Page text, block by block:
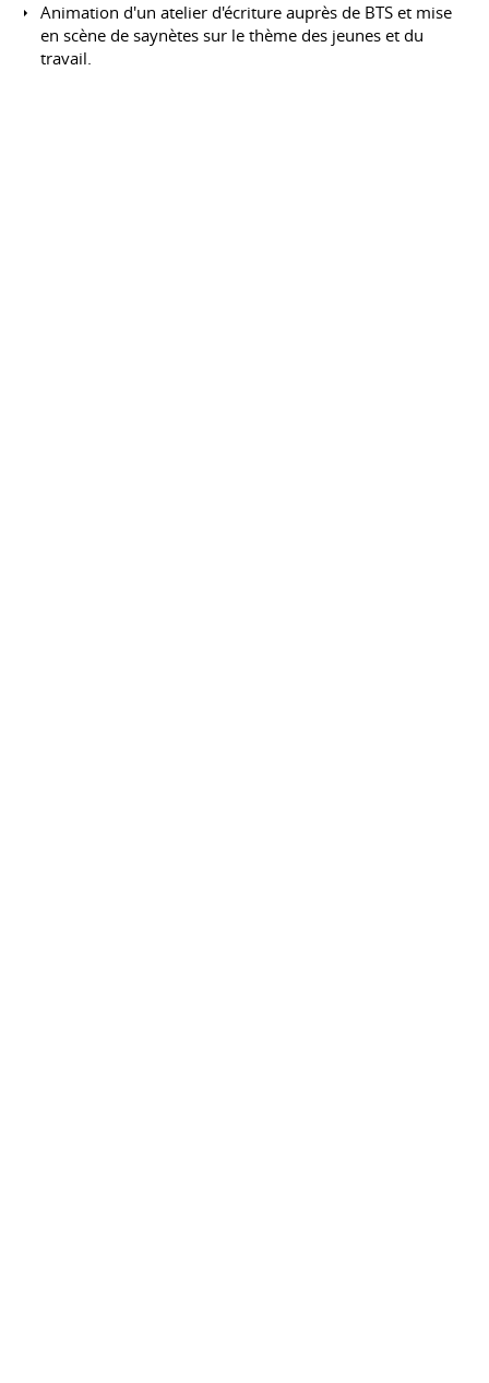
Animation d'un atelier d'écriture auprès de BTS et mise
en scène de saynètes sur le thème des jeunes et du
travail.